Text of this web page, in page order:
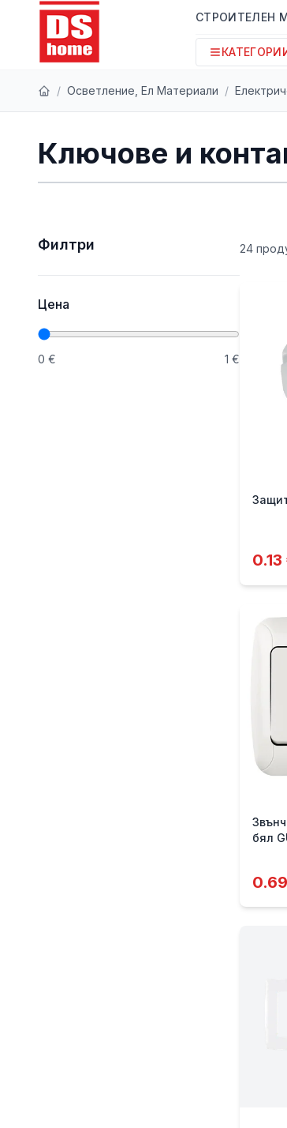
СТРОИТЕЛЕН
/ Осветление, Ел Материали /
Ключове и
Филтри
Цена
0 € 1 €
24
бял